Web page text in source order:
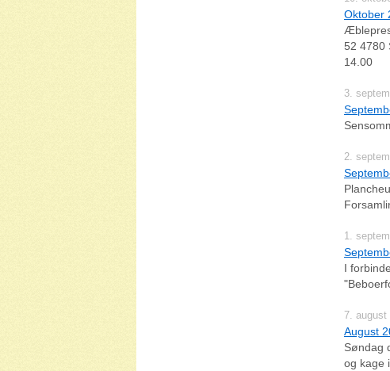
Oktober
52 4780
14.00
3.
2.
1.
I
7. august
August
Søndag
og kage